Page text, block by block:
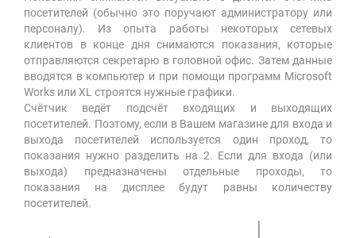
посетителей (обычно это поручают администратору или
персоналу). Из опыта работы некоторых сетевых
клиентов в конце дня снимаются показания, которые
отправляются секретарю в головной офис. Затем данные
вводятся в компьютер и при помощи программ Microsoft
Works или XL строятся нужные графики.
Счётчик ведёт подсчёт входящих и выходящих
посетителей. Поэтому, если в Вашем магазине для входа и
выхода посетителей используется один проход, то
показания нужно разделить на 2. Если для входа (или
выхода) предназначены отдельные проходы, то
показания на дисплее будут равны количеству
посетителей.